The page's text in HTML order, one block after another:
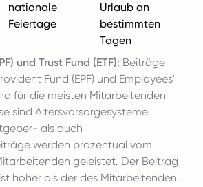
nationale
Feiertage
Urlaub an
bestimmten
Tagen
und Trust Fund (ETF): Beiträge
Fund (EPF) und Employees'
für die meisten Mitarbeitenden
sind Altersvorsorgesysteme.
als auch
werden prozentual vom
geleistet. Der Beitrag
höher als der des Mitarbeitenden.